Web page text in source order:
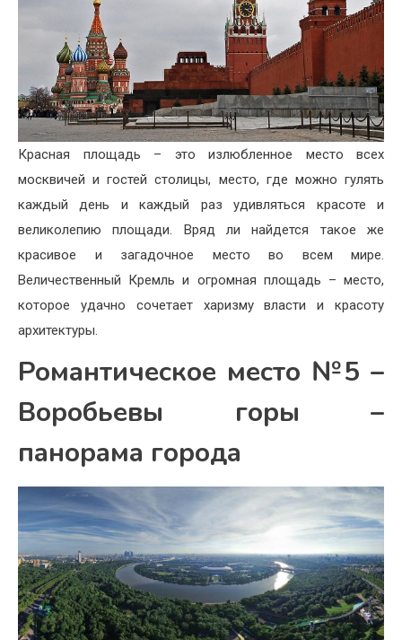
Красная площадь – это излюбленное место всех
москвичей и гостей столицы, место, где можно гулять
каждый день и каждый раз удивляться красоте и
великолепию площади. Вряд ли найдется такое же
красивое и загадочное место во всем мире.
Величественный Кремль и огромная площадь – место,
которое удачно сочетает харизму власти и красоту
архитектуры.
Романтическое место №5 –
Воробьевы горы –
панорама города